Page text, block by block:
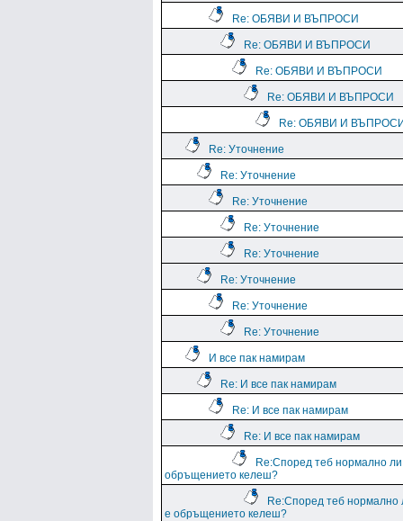
Re: ОБЯВИ И ВЪПРОСИ
Re: ОБЯВИ И ВЪПРОСИ
Re: ОБЯВИ И ВЪПРОСИ
Re: ОБЯВИ И ВЪПРОСИ
Re: ОБЯВИ И
Re: Уточнение
Re: Уточнение
Re: Уточнение
Re: Уточнение
Re: Уточнение
Re: Уточнение
Re: Уточнение
Re: Уточнение
И все пак намирам
Re: И все пак намирам
Re: И все пак намирам
Re: И все пак намирам
Re:Според теб нормално
обръщението келеш?
Re:Според теб нормално
е обръщението келеш?